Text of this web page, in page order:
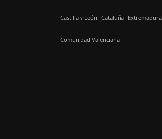
Castilla y León Cataluña Extremadura
Comunidad Valenciana